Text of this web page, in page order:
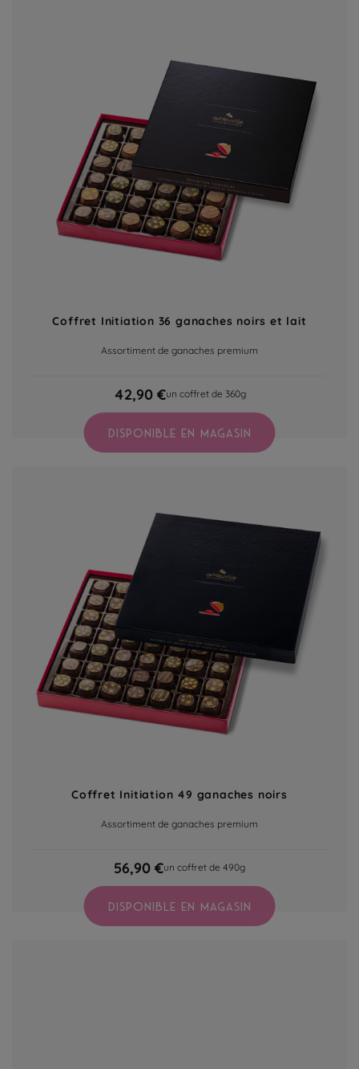
Coffret Initiation 36 ganaches noirs et lait
Assortiment de ganaches premium
42,90 €un coffret de 360g
DISPONIBLE EN MAGASIN
Coffret Initiation 49 ganaches noirs
Assortiment de ganaches premium
56,90 €un coffret de 490g
DISPONIBLE EN MAGASIN